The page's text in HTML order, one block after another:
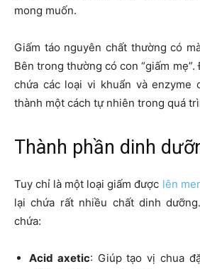
mong muốn.
Giấm táo nguyên chất thường có
Bên trong thường có con “giấm
chứa các loại vi khuẩn và enzyme
thành một cách tự nhiên trong quá
Thành phần dinh
Tuy chỉ là một loại giấm được lên
lại chứa rất nhiều chất dinh
chứa:
Acid axetic: Giúp tạo vị chua